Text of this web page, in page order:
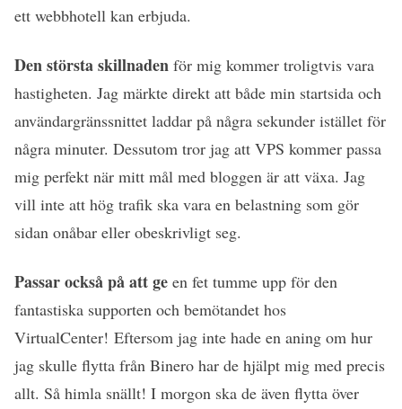
ett webbhotell kan erbjuda.
Den största skillnaden för mig kommer troligtvis vara
hastigheten. Jag märkte direkt att både min startsida och
användargränssnittet laddar på några sekunder istället för
några minuter. Dessutom tror jag att VPS kommer passa
mig perfekt när mitt mål med bloggen är att växa. Jag
vill inte att hög trafik ska vara en belastning som gör
sidan onåbar eller obeskrivligt seg.
Passar också på att ge en fet tumme upp för den
fantastiska supporten och bemötandet hos
VirtualCenter! Eftersom jag inte hade en aning om hur
jag skulle flytta från Binero har de hjälpt mig med precis
allt. Så himla snällt! I morgon ska de även flytta över